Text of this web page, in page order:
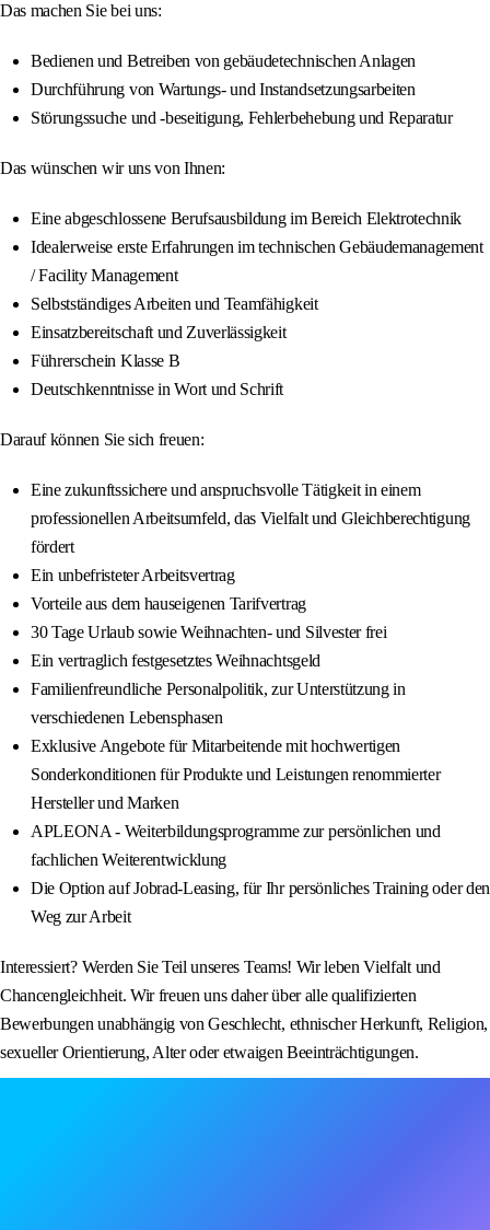
Das machen Sie bei uns:
Bedienen und Betreiben von gebäudetechnischen Anlagen
Durchführung von Wartungs- und Instandsetzungsarbeiten
Störungssuche und -beseitigung, Fehlerbehebung und Reparatur
Das wünschen wir uns von Ihnen:
Eine abgeschlossene Berufsausbildung im Bereich Elektrotechnik
Idealerweise erste Erfahrungen im technischen Gebäudemanagement
/ Facility Management
Selbstständiges Arbeiten und Teamfähigkeit
Einsatzbereitschaft und Zuverlässigkeit
Führerschein Klasse B
Deutschkenntnisse in Wort und Schrift
Darauf können Sie sich freuen:
Eine zukunftssichere und anspruchsvolle Tätigkeit in einem
professionellen Arbeitsumfeld, das Vielfalt und Gleichberechtigung
fördert
Ein unbefristeter Arbeitsvertrag
Vorteile aus dem hauseigenen Tarifvertrag
30 Tage Urlaub sowie Weihnachten- und Silvester frei
Ein vertraglich festgesetztes Weihnachtsgeld
Familienfreundliche Personalpolitik, zur Unterstützung in
verschiedenen Lebensphasen
Exklusive Angebote für Mitarbeitende mit hochwertigen
Sonderkonditionen für Produkte und Leistungen renommierter
Hersteller und Marken
APLEONA - Weiterbildungsprogramme zur persönlichen und
fachlichen Weiterentwicklung
Die Option auf Jobrad-Leasing, für Ihr persönliches Training oder den
Weg zur Arbeit
Interessiert? Werden Sie Teil unseres Teams! Wir leben Vielfalt und
Chancengleichheit. Wir freuen uns daher über alle qualifizierten
Bewerbungen unabhängig von Geschlecht, ethnischer Herkunft, Religion,
sexueller Orientierung, Alter oder etwaigen Beeinträchtigungen.